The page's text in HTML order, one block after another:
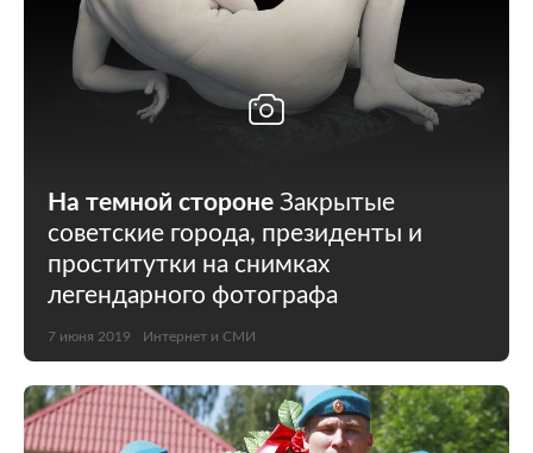
На темной стороне Закрытые
советские города, президенты и
проститутки на снимках
легендарного фотографа
7 июня 2019 Интернет и СМИ